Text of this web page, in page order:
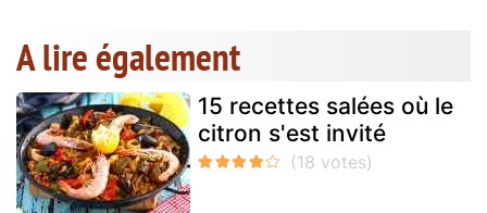
A lire également
15 recettes salées où le
citron s'est invité